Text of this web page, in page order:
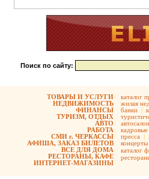
Поиск по сайту:
ТОВАРЫ И УСЛУГИ
НЕДВИЖИМОСТЬ
ФИНАНСЫ
ТУРИЗМ, ОТДЫХ
АВТО
РАБОТА
СМИ г. ЧЕРКАССЫ
АФИША, ЗАКАЗ БИЛЕТОВ
ВСЕ ДЛЯ ДОМА
РЕСТОРАНЫ, КАФЕ
ИНТЕРНЕТ-МАГАЗИНЫ
каталог
жилая
банки |
кадровые
пресса |
концерты
каталог